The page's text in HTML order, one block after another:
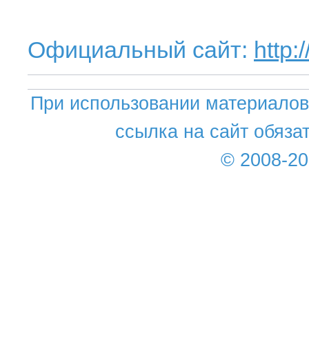
Официальный сайт:
При использовании
ссылка на сайт
© 2008-